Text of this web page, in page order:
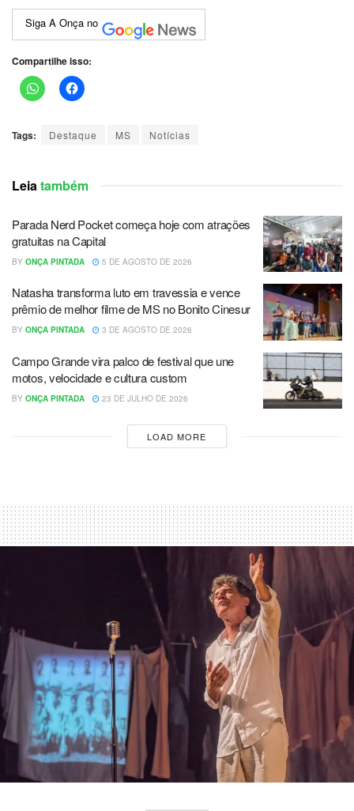
Siga A Onça no
Compartilhe isso:
Tags: Destaque MS Notícias
Leiatambém
Parada Nerd Pocket começa hoje com atrações
gratuitas na Capital
BY ONÇA PINTADA 5 DE AGOSTO DE 2026
Natasha transforma luto em travessia e vence
prêmio de melhor filme de MS no Bonito Cinesur
BY ONÇA PINTADA 3 DE AGOSTO DE 2026
Campo Grande vira palco de festival que une
motos, velocidade e cultura custom
BY ONÇA PINTADA 23 DE JULHO DE 2026
LOAD MORE